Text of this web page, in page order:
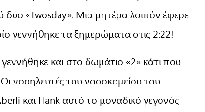
«Twosday». Μια μητέρα λοιπόν έφερε
γεννήθηκε τα ξημερώματα στις 2:22!
και στο δωμάτιο «2» κάτι που
νοσηλευτές του νοσοκομείου του
και Hank αυτό το μοναδικό γεγονός